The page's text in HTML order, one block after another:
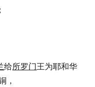
给所罗门王为耶和华
，